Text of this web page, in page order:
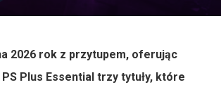
2026 rok z przytupem, oferując
Plus Essential trzy tytuły, które